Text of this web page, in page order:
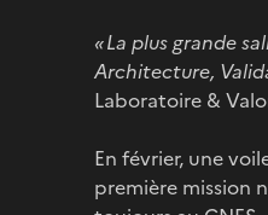
« La plus grande
Architecture,
Laboratoire &
En février, une
première mission